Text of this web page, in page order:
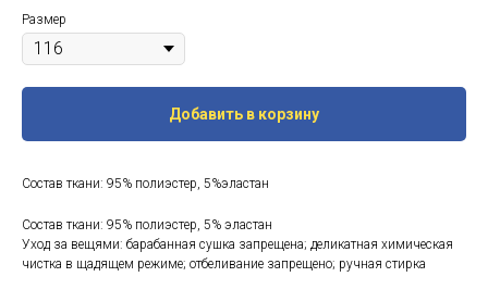
Размер
Добавить в корзину
Состав ткани: 95% полиэстер, 5%эластан
Состав ткани: 95% полиэстер, 5% эластан
Уход за вещями: барабанная сушка запрещена; деликатная химическая
чистка в щадящем режиме; отбеливание запрещено; ручная стирка